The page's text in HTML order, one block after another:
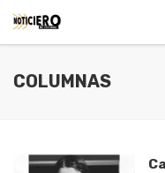
COLUMNAS